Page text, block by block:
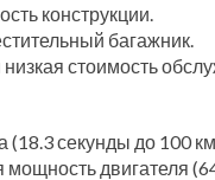
конструкции.
багажник.
стоимость
(18.3 секунды до 100
двигателя (64